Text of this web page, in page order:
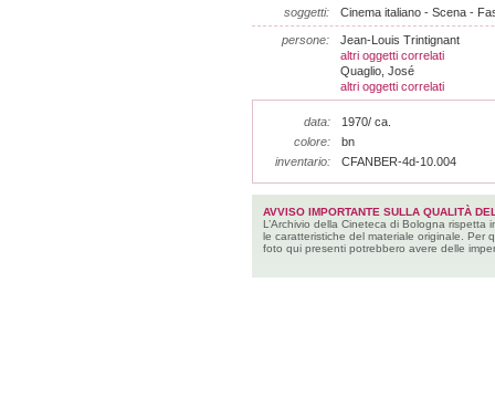
soggetti: Cinema italiano - Scena -
persone:
Jean-Louis Trintignant
altri oggetti correlati
Quaglio, José
altri oggetti correlati
data:
1970/ ca.
colore:
bn
inventario:
CFANBER-4d-10.004
AVVISO IMPORTANTE SULLA QUALITÀ
L’Archivio della Cineteca di Bologna rispetta
le caratteristiche del materiale originale. Per
foto qui presenti potrebbero avere delle